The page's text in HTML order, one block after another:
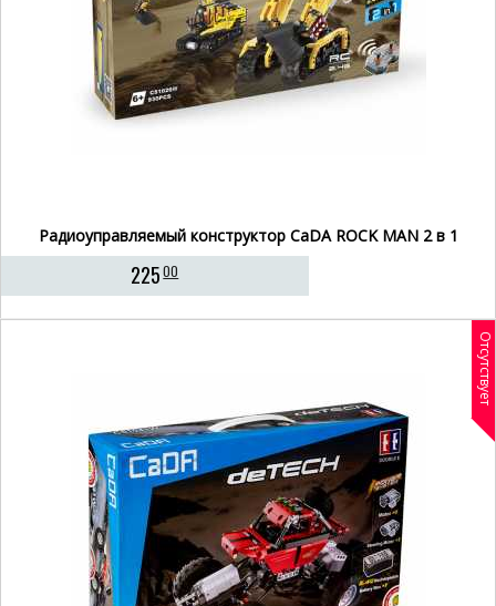
Радиоуправляемый конструктор CaDA ROCK MAN 2 в 1
22500
Отсутствует